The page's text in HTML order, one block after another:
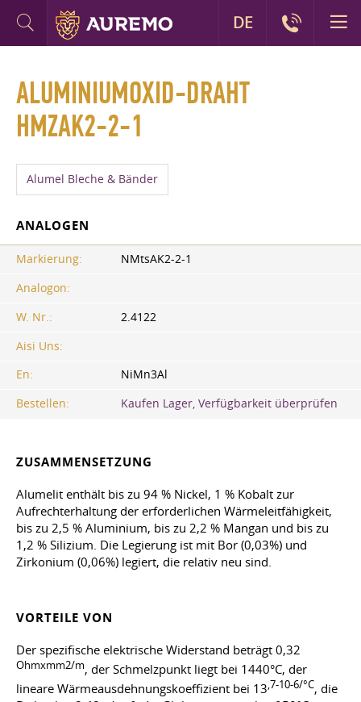
ALUMINIUMOXID-DRAHT
HMZAK2-2-1
Alumel Bleche & Bänder
ANALOGEN
Markierung:
NMtsAK2-2-1
Analogon:
W. Nr.:
2.4122
Aisi Uns:
En:
NiMn3Al
Bestellen:
Kaufen Lager, Verfügbarkeit überprüfen
ZUSAMMENSETZUNG
Alumelit enthält bis zu 94 % Nickel, 1 % Kobalt zur
Aufrechterhaltung der erforderlichen Wärmeleitfähigkeit,
bis zu 2,5 % Aluminium, bis zu 2,2 % Mangan und bis zu
1,2 % Silizium. Die Legierung ist mit Bor (0,03%) und
Zirkonium (0,06%) legiert, die relativ neu sind.
VORTEILE VON
Der spezifische elektrische Widerstand beträgt 0,32
Ohmxmm2/m, der Schmelzpunkt liegt bei 1440°C, der
lineare Wärmeausdehnungskoeffizient bei 13,7-10-6/°C, die
DE